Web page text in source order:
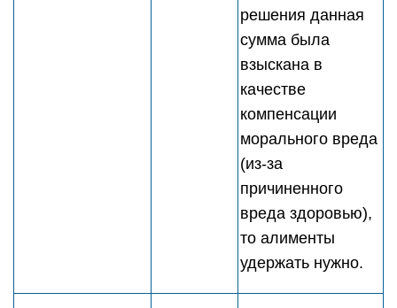
решения данная
сумма была
взыскана в
качестве
компенсации
морального вреда
(из-за
причиненного
вреда здоровью),
то алименты
удержать нужно.